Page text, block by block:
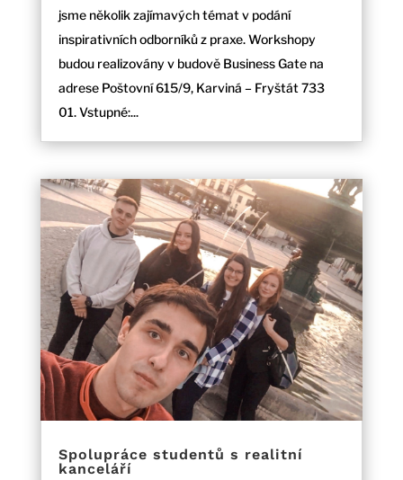
jsme několik zajímavých témat v podání
inspirativních odborníků z praxe. Workshopy
budou realizovány v budově Business Gate na
adrese Poštovní 615/9, Karviná – Fryštát 733
01. Vstupné:...
Spolupráce studentů s realitní
kanceláří